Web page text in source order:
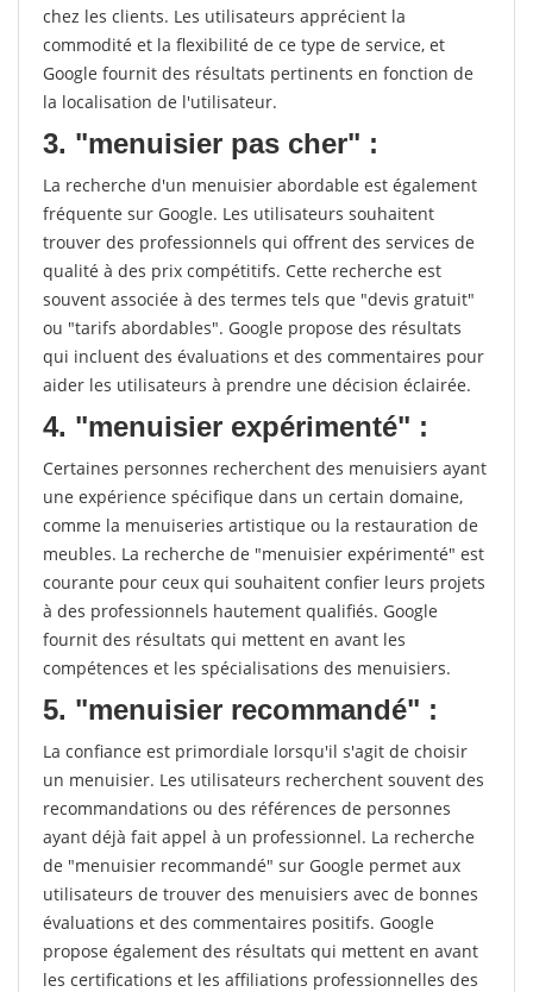
chez les clients. Les utilisateurs apprécient la
commodité et la flexibilité de ce type de service, et
Google fournit des résultats pertinents en fonction de
la localisation de l'utilisateur.
3. "menuisier pas cher" :
La recherche d'un menuisier abordable est également
fréquente sur Google. Les utilisateurs souhaitent
trouver des professionnels qui offrent des services de
qualité à des prix compétitifs. Cette recherche est
souvent associée à des termes tels que "devis gratuit"
ou "tarifs abordables". Google propose des résultats
qui incluent des évaluations et des commentaires pour
aider les utilisateurs à prendre une décision éclairée.
4. "menuisier expérimenté" :
Certaines personnes recherchent des menuisiers ayant
une expérience spécifique dans un certain domaine,
comme la menuiseries artistique ou la restauration de
meubles. La recherche de "menuisier expérimenté" est
courante pour ceux qui souhaitent confier leurs projets
à des professionnels hautement qualifiés. Google
fournit des résultats qui mettent en avant les
compétences et les spécialisations des menuisiers.
5. "menuisier recommandé" :
La confiance est primordiale lorsqu'il s'agit de choisir
un menuisier. Les utilisateurs recherchent souvent des
recommandations ou des références de personnes
ayant déjà fait appel à un professionnel. La recherche
de "menuisier recommandé" sur Google permet aux
utilisateurs de trouver des menuisiers avec de bonnes
évaluations et des commentaires positifs. Google
propose également des résultats qui mettent en avant
les certifications et les affiliations professionnelles des